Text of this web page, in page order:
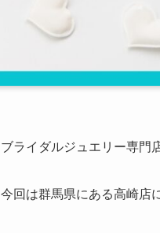
ブライダルジュエリー専門
今回は群馬県にある高崎店